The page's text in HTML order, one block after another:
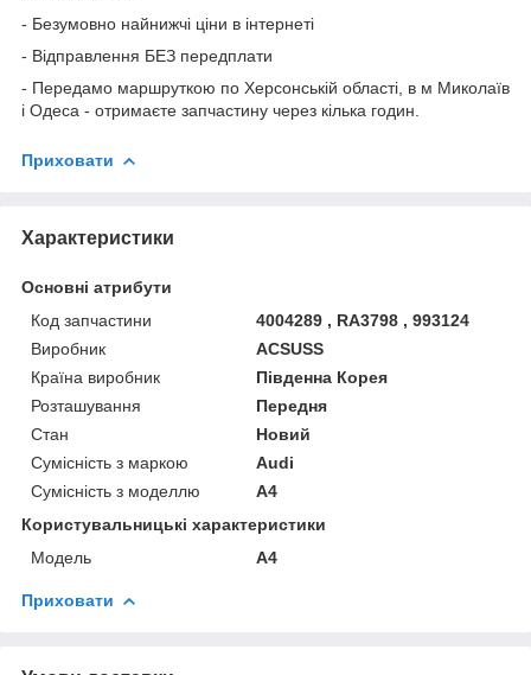
- Безумовно найнижчі ціни в інтернеті
- Відправлення БЕЗ передплати
- Передамо маршруткою по Херсонській області, в м Миколаїв
і Одеса - отримаєте запчастину через кілька годин.
Приховати
Характеристики
Основні атрибути
Код запчастини
4004289 , RA3798 , 993124
Виробник
ACSUSS
Країна виробник
Південна Корея
Розташування
Передня
Стан
Новий
Сумісність з маркою
Audi
Сумісність з моделлю
A4
Користувальницькі характеристики
Мoдель
A4
Приховати